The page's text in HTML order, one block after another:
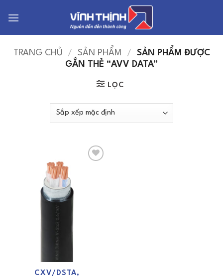
qua
dung
TRANG CHỦ / SẢN PHẨM /
SẢN PHẨM ĐƯỢC
GẮN THẺ “AVV DATA”
LỌC
CXV/DSTA,